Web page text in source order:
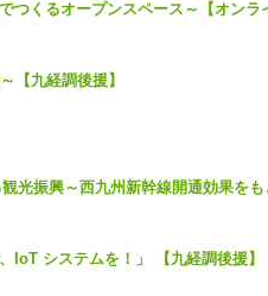
くるオープンスペース～【オンラ
【九経調後援】
光振興～西九州新幹線開通効果をも
IoT システムを！」 【九経調後援】